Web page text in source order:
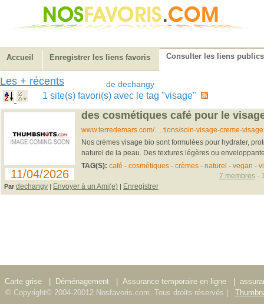
Accueil Enregistrer les liens favoris Consulter les liens publics
Les + récents de dechangy
1 site(s) favori(s) avec le tag "visage"
11/04/2026
des cosmétiques café pour le
www.terredemars.com/.....tions/soin-visage-creme-visage
Nos crèmes visage bio sont formulées pour hydrater,
naturel de la peau. Des textures légères ou
TAG(S): café - cosmétiques- crèmes- naturel - vegan -
Par dechangy | Envoyer à un Ami(e) | Enregistrer
7 membres-
Carte grise Déménagement Assurance temporaire en ligne
© Copyright© 2004-20012 Nosfavoris.com. Tous droits réservés |